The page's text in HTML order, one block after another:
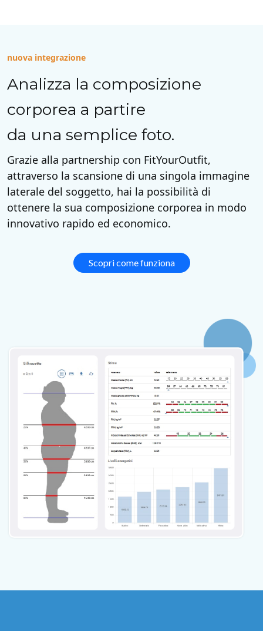
nuova integrazione
Analizza la composizione
corporea a partire
da una semplice foto.
Grazie alla partnership con FitYourOutfit,
attraverso la scansione di una singola immagine
laterale del soggetto, hai la possibilità di
ottenere la sua composizione corporea in modo
innovativo rapido ed economico.
Scopri come funziona